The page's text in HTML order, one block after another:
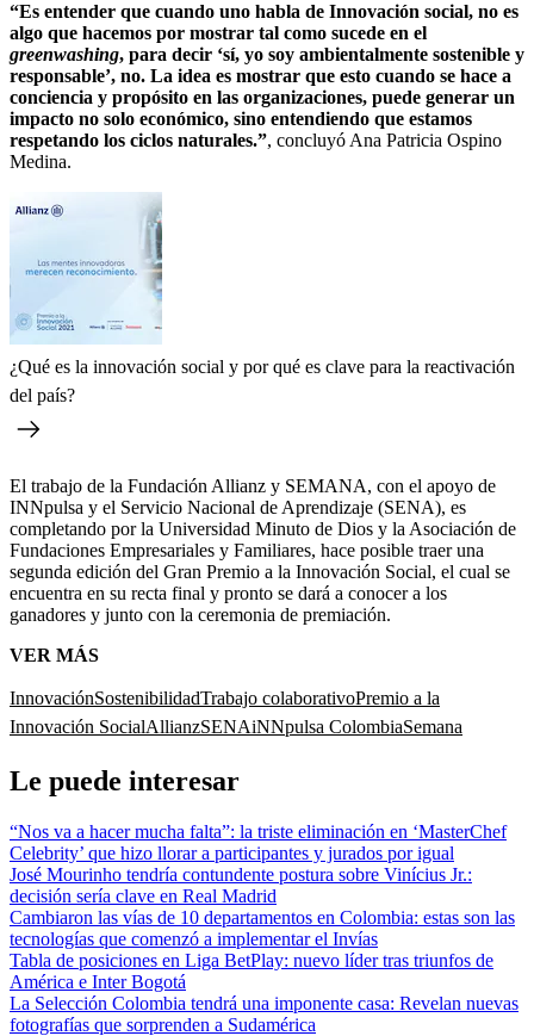
“Es entender que cuando uno habla de Innovación social, no es
algo que hacemos por mostrar tal como sucede en el
greenwashing, para decir ‘sí, yo soy ambientalmente sostenible y
responsable’, no. La idea es mostrar que esto cuando se hace a
conciencia y propósito en las organizaciones, puede generar un
impacto no solo económico, sino entendiendo que estamos
respetando los ciclos naturales.”, concluyó Ana Patricia Ospino
Medina.
¿Qué es la innovación social y por qué es clave para la reactivación
del país?
El trabajo de la Fundación Allianz y SEMANA, con el apoyo de
INNpulsa y el Servicio Nacional de Aprendizaje (SENA), es
completando por la Universidad Minuto de Dios y la Asociación de
Fundaciones Empresariales y Familiares, hace posible traer una
segunda edición del Gran Premio a la Innovación Social, el cual se
encuentra en su recta final y pronto se dará a conocer a los
ganadores y junto con la ceremonia de premiación.
VER MÁS
InnovaciónSostenibilidadTrabajo colaborativoPremio a la
Innovación SocialAllianzSENAiNNpulsa ColombiaSemana
Le puede interesar
“Nos va a hacer mucha falta”: la triste eliminación en ‘MasterChef
Celebrity’ que hizo llorar a participantes y jurados por igual
José Mourinho tendría contundente postura sobre Vinícius Jr.:
decisión sería clave en Real Madrid
Cambiaron las vías de 10 departamentos en Colombia: estas son las
tecnologías que comenzó a implementar el Invías
Tabla de posiciones en Liga BetPlay: nuevo líder tras triunfos de
América e Inter Bogotá
La Selección Colombia tendrá una imponente casa: Revelan nuevas
fotografías que sorprenden a Sudamérica